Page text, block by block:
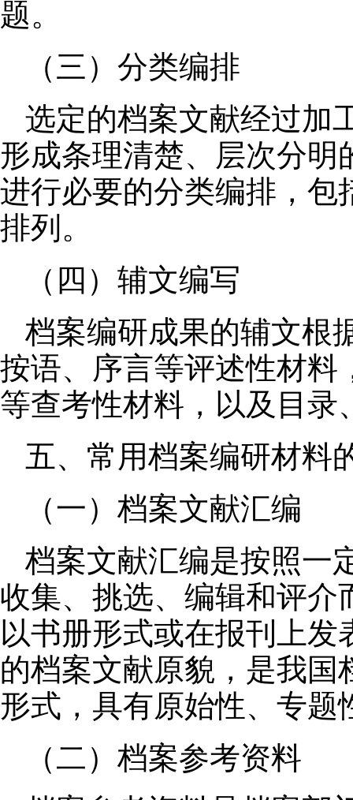
题。
（三）分类编排
选定的档案文献经过加
形成条理清楚、层次分
进行必要的分类编排，包
排列。
（四）辅文编写
档案编研成果的辅文根
按语、序言等评述性材料
等查考性材料，以及目录
五、常用档案编研材料
（一）档案文献汇编
档案文献汇编是按照一
收集、挑选、编辑和评介
以书册形式或在报刊上
的档案文献原貌，是我
形式，具有原始性、专
（二）档案参考资料